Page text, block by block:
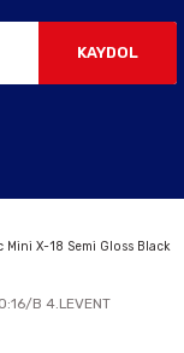
KAYDOL
B 4.LEVENT